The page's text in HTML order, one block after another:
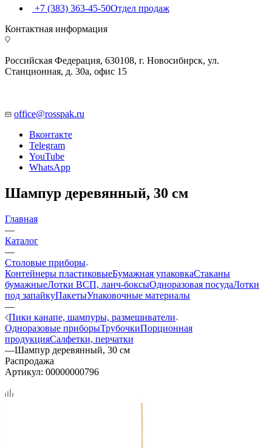
+7 (383) 363-45-50Отдел продаж
Контактная информация
Российская Федерация, 630108, г. Новосибирск, ул.
Станционная, д. 30а, офис 15
office@rosspak.ru
Вконтакте
Telegram
YouTube
WhatsApp
Шампур деревянный, 30 см
Главная
—
Каталог
—
Столовые приборы
Контейнеры пластиковыеБумажная упаковкаСтаканы
бумажныеЛотки ВСП, ланч-боксыОдноразовая посудаЛотки
под запайкуПакетыУпаковочные материалы
—
Пики канапе, шампуры, размешиватели
Одноразовые приборыТрубочкиПорционная
продукцияСалфетки, перчатки
—Шампур деревянный, 30 см
Распродажа
Артикул: 00000000796